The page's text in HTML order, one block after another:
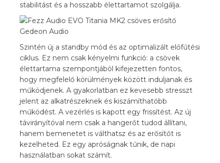
stabilitást és a hosszabb élettartamot szolgálja.
Szintén új a standby mód és az optimalizált előfűtési
ciklus. Ez nem csak kényelmi funkció: a csövek
élettartama szempontjából kifejezetten fontos,
hogy megfelelő körülmények között induljanak és
működjenek. A gyakorlatban ez kevesebb stresszt
jelent az alkatrészeknek és kiszámíthatóbb
működést. A vezérlés is kapott egy frissítést. Az új
távirányítóval nem csak a hangerőt tudod állítani,
hanem bemenetet is válthatsz és az erősítőt is
kezelheted. Ez egy apróságnak tűnik, de napi
használatban sokat számít.